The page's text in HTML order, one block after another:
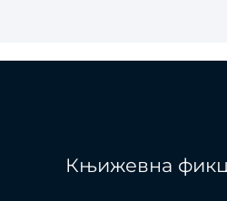
Књижевна